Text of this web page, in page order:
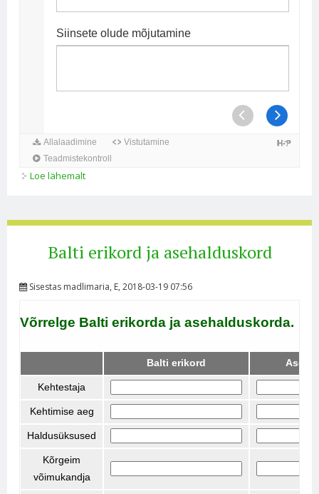
Loe lähemalt
Balti erikord ja asehalduskord
Sisestas madlimaria, E, 2018-03-19 07:56